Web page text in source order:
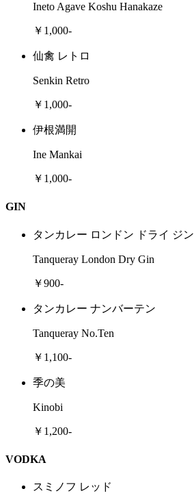
Ineto Agave Koshu Hanakaze
￥1,000-
仙禽 レトロ
Senkin Retro
￥1,000-
伊根満開
Ine Mankai
￥1,000-
GIN
タンカレー ロンドン ドライ ジン
Tanqueray London Dry Gin
￥900-
タンカレー ナンバーテン
Tanqueray No.Ten
￥1,100-
季の美
Kinobi
￥1,200-
VODKA
スミノフ レッド